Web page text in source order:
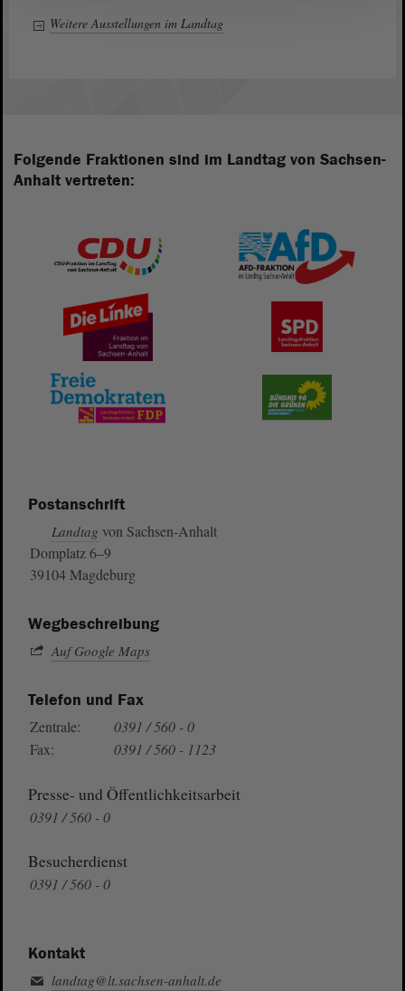
Weitere Ausstellungen im Landtag
Folgende Fraktionen sind im Landtag von Sachsen-
Anhalt vertreten:
Postanschrift
Landtag von Sachsen-Anhalt
Domplatz 6–9
39104 Magdeburg
Wegbeschreibung
Auf Google Maps
Telefon und Fax
Zentrale:
0391 / 560 - 0
Fax:
0391 / 560 - 1123
Presse- und Öffentlichkeitsarbeit
0391 / 560 - 0
Besucherdienst
0391 / 560 - 0
Kontakt
landtag@lt.sachsen-anhalt.de